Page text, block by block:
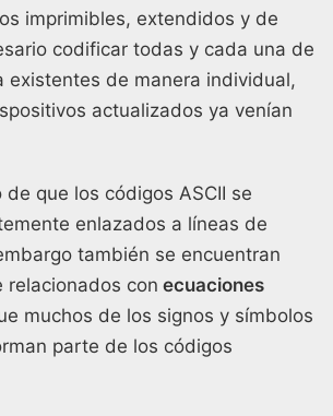
imprimibles, extendidos y de
codificar todas y cada una de
existentes de manera individual,
actualizados ya venían
que los códigos ASCII se
enlazados a líneas de
también se encuentran
relacionados con ecuaciones
muchos de los signos y símbolos
parte de los códigos